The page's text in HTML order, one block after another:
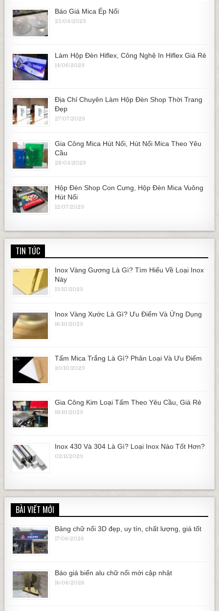
Báo Giá Mica Ép Nổi
25/04/2023
Làm Hộp Đèn Hiflex, Công Nghệ In Hiflex Giá Rẻ
14/06/2023
Địa Chỉ Chuyên Làm Hộp Đèn Shop Thời Trang
Đẹp
27/07/2023
Gia Công Mica Hút Nổi, Hút Nổi Mica Theo Yêu
Cầu
28/04/2023
Hộp Đèn Shop Con Cưng, Hộp Đèn Mica Vuông
Hút Nổi
12/07/2023
TIN TỨC
Inox Vàng Gương Là Gì? Tìm Hiểu Về Loại Inox
Này
13/10/2023
Inox Vàng Xước Là Gì? Ưu Điểm Và Ứng Dụng
16/10/2023
Tấm Mica Trắng Là Gì? Phân Loại Và Ưu Điểm
20/10/2023
Gia Công Kim Loại Tấm Theo Yêu Cầu, Giá Rẻ
19/10/2023
Inox 430 Và 304 Là Gì? Loại Inox Nào Tốt Hơn?
02/11/2023
BÀI VIẾT MỚI
Bảng chữ nổi 3D đẹp, uy tín, chất lượng, giá tốt
17/06/2026
Báo giá biển alu chữ nổi mới cập nhật
16/06/2026